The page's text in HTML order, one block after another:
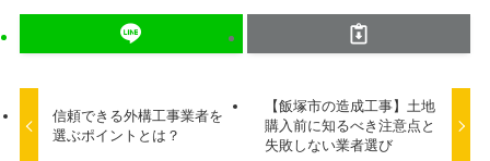
信頼できる外構工事業者を
選ぶポイントとは？
【飯塚市の造成工事】土地
購入前に知るべき注意点と
失敗しない業者選び